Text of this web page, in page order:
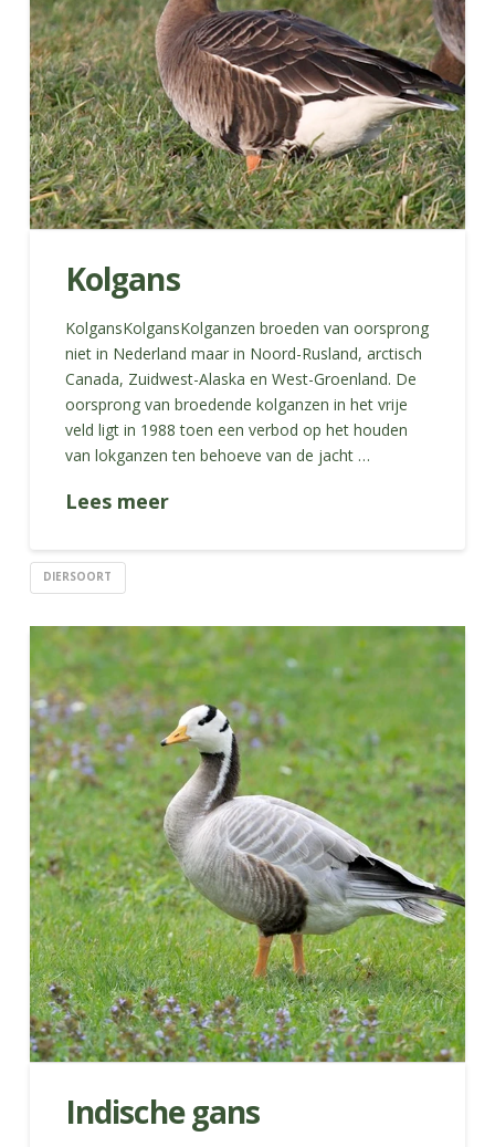
Kolgans
KolgansKolgansKolganzen broeden van oorsprong
niet in Nederland maar in Noord-Rusland, arctisch
Canada, Zuidwest-Alaska en West-Groenland. De
oorsprong van broedende kolganzen in het vrije
veld ligt in 1988 toen een verbod op het houden
van lokganzen ten behoeve van de jacht …
Lees meer
DIERSOORT
Indische gans